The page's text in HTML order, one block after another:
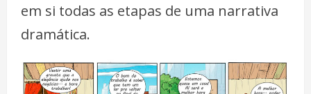
em si todas as etapas de uma narrativa
dramática.